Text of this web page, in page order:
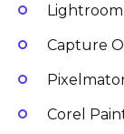
Lightroom
Capture
Corel